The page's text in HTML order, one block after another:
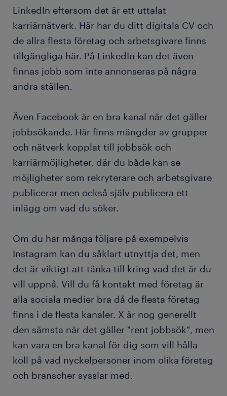
LinkedIn eftersom det är ett uttalat
karriärnätverk. Här har du ditt digitala CV och
de allra flesta företag och arbetsgivare finns
tillgängliga här. På LinkedIn kan det även
finnas jobb som inte annonseras på några
andra ställen.
Även Facebook är en bra kanal när det gäller
jobbsökande. Här finns mängder av grupper
och nätverk kopplat till jobbsök och
karriärmöjligheter, där du både kan se
möjligheter som rekryterare och arbetsgivare
publicerar men också själv publicera ett
inlägg om vad du söker.
Om du har många följare på exempelvis
Instagram kan du såklart utnyttja det, men
det är viktigt att tänka till kring vad det är du
vill uppnå. Vill du få kontakt med företag är
alla sociala medier bra då de flesta företag
finns i de flesta kanaler. X är nog generellt
den sämsta när det gäller "rent jobbsök", men
kan vara en bra kanal för dig som vill hålla
koll på vad nyckelpersoner inom olika företag
och branscher sysslar med.